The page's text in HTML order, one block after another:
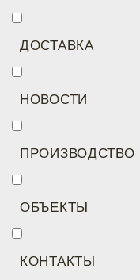
ДОСТАВКА
НОВОСТИ
ПРОИЗВОДСТВО
ОБЪЕКТЫ
КОНТАКТЫ